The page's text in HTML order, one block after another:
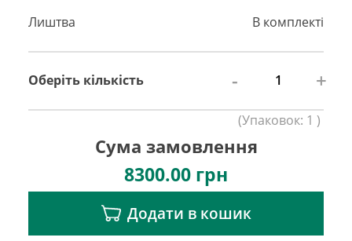
Лиштва В комплекті
Оберіть кількість - +
(Упаковок: 1 )
Сума замовлення
8300.00 грн
Додати в кошик